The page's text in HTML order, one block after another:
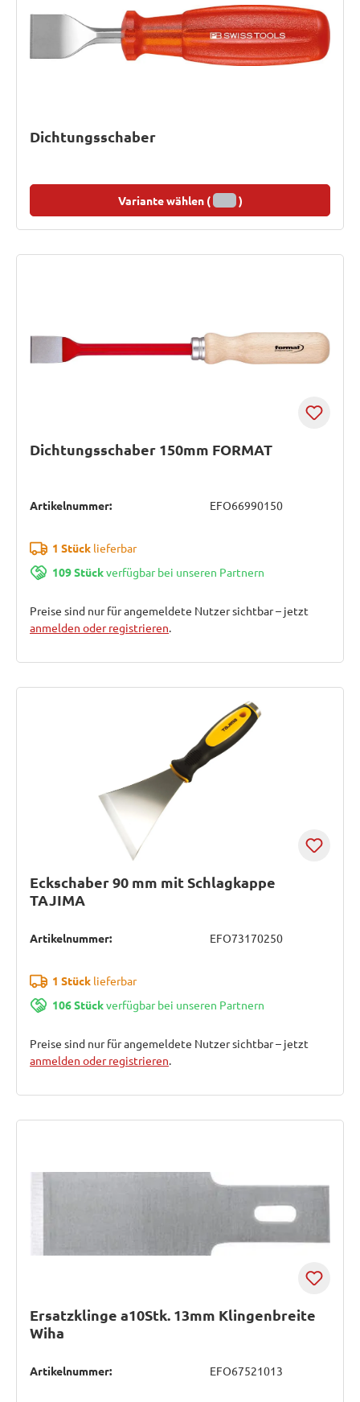
Dichtungsschaber
Variante wählen ( )
Dichtungsschaber 150mm FORMAT
Artikelnummer: EFO66990150
1 Stücklieferbar
109 Stückverfügbar bei unseren Partnern
Preise sind nur für angemeldete Nutzer sichtbar – jetzt
anmelden oder registrieren.
Eckschaber 90 mm mit Schlagkappe
TAJIMA
Artikelnummer: EFO73170250
1 Stücklieferbar
106 Stückverfügbar bei unseren Partnern
Preise sind nur für angemeldete Nutzer sichtbar – jetzt
anmelden oder registrieren.
Ersatzklinge a10Stk. 13mm Klingenbreite
Wiha
Artikelnummer: EFO67521013